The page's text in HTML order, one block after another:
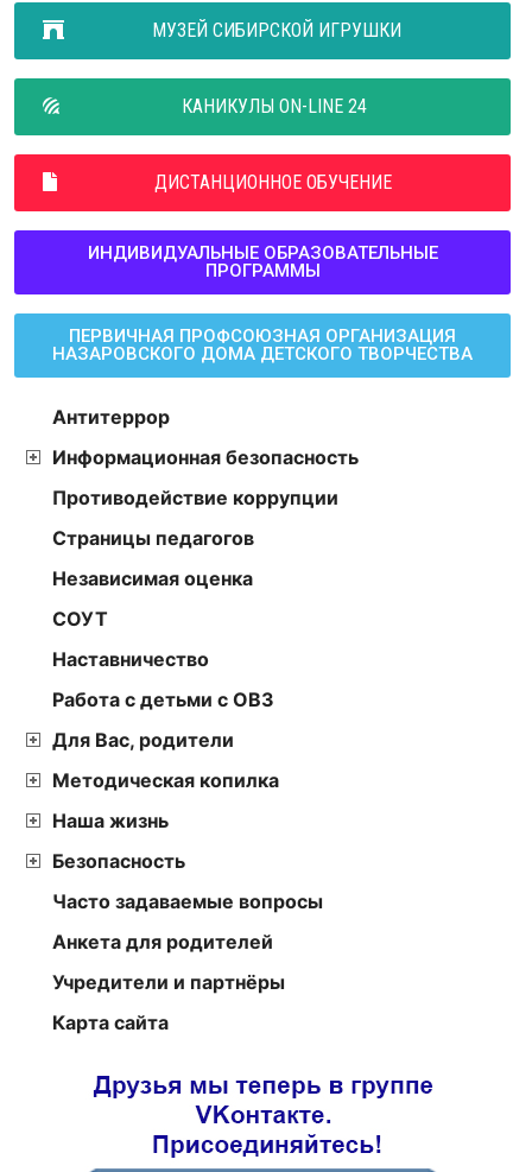
МУЗЕЙ СИБИРСКОЙ ИГРУШКИ
КАНИКУЛЫ ON-LINE 24
ДИСТАНЦИОННОЕ ОБУЧЕНИЕ
ИНДИВИДУАЛЬНЫЕ ОБРАЗОВАТЕЛЬНЫЕ
ПРОГРАММЫ
ПЕРВИЧНАЯ ПРОФСОЮЗНАЯ ОРГАНИЗАЦИЯ
НАЗАРОВСКОГО ДОМА ДЕТСКОГО ТВОРЧЕСТВА
Антитеррор
Информационная безопасность
Противодействие коррупции
Страницы педагогов
Независимая оценка
СОУТ
Наставничество
Работа с детьми с ОВЗ
Для Вас, родители
Методическая копилка
Наша жизнь
Безопасность
Часто задаваемые вопросы
Анкета для родителей
Учредители и партнёры
Карта сайта